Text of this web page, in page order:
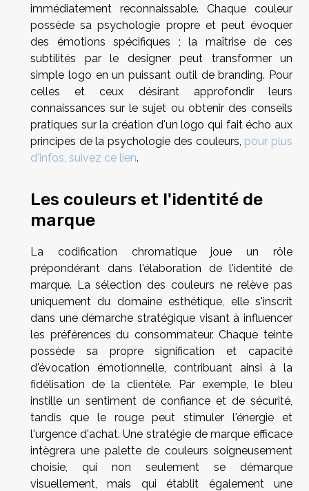
immédiatement reconnaissable. Chaque couleur
possède sa psychologie propre et peut évoquer
des émotions spécifiques ; la maîtrise de ces
subtilités par le designer peut transformer un
simple logo en un puissant outil de branding. Pour
celles et ceux désirant approfondir leurs
connaissances sur le sujet ou obtenir des conseils
pratiques sur la création d'un logo qui fait écho aux
principes de la psychologie des couleurs, pour plus
d'infos, suivez ce lien.
Les couleurs et l'identité de
marque
La codification chromatique joue un rôle
prépondérant dans l'élaboration de l'identité de
marque. La sélection des couleurs ne relève pas
uniquement du domaine esthétique, elle s'inscrit
dans une démarche stratégique visant à influencer
les préférences du consommateur. Chaque teinte
possède sa propre signification et capacité
d'évocation émotionnelle, contribuant ainsi à la
fidélisation de la clientèle. Par exemple, le bleu
instille un sentiment de confiance et de sécurité,
tandis que le rouge peut stimuler l'énergie et
l'urgence d'achat. Une stratégie de marque efficace
intègrera une palette de couleurs soigneusement
choisie, qui non seulement se démarque
visuellement, mais qui établit également une